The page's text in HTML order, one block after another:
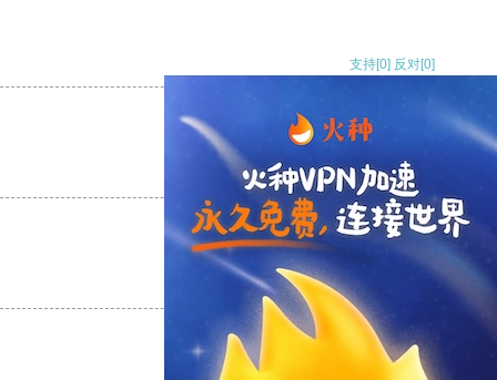
支持[0] 反对[0]
支持[0] 反对
支持